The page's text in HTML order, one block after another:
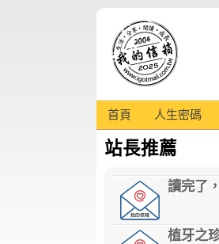
首頁 人生密碼
站長推薦
讀完了
植牙之